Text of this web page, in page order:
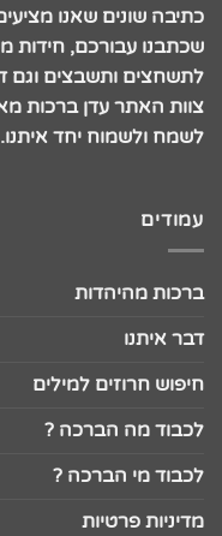
כתיבה שונים שאנו
שכתבנו עבורכם, חידות
לתשחצים ותשבצים וגם
צוות האתר עדן ברכות
לשמח ולשמוח יחד איתנו.
עמודים
ברכות מהיהדות
דבר איתנו
חיפוש חרוזים למילים
לכבוד מה הברכה ?
לכבוד מי הברכה ?
מדיניות פרטיות